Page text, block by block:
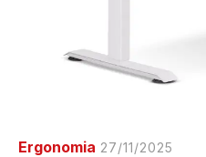
Ergonomia 27/11/2025